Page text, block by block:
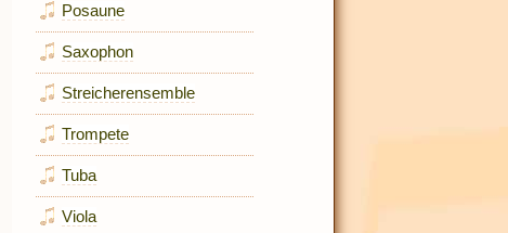
Posaune
Saxophon
Streicherensemble
Trompete
Tuba
Viola